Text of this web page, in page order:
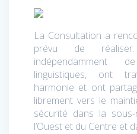
La Consultation a
prévu de
indépendamment
linguistiques, ont
harmonie et ont
librement vers le
sécurité dans la
l’Ouest et du Centre et